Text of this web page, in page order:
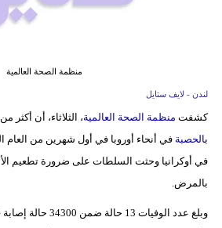
منظمة الصحة العالمية
لندن - لايف ستايل
كشفت منظمة الصحة العالمية
بالحصبة في أنحاء أوروبا في أول شهرين من العام
في أوكرانيا وحثت السلطات على ضرورة تطعيم
بالمرض.